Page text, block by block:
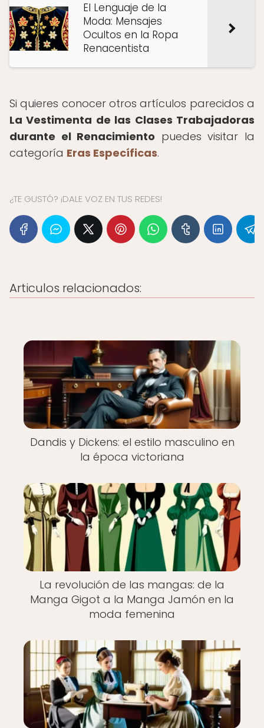
El Lenguaje de la
Moda: Mensajes
Ocultos en la Ropa
Renacentista
Si quieres conocer otros artículos parecidos a
La Vestimenta de las Clases Trabajadoras
durante el Renacimiento puedes visitar la
categoría Eras Específicas.
¿TE GUSTÓ? ¡DALE VOZ EN TUS REDES!
Articulos relacionados:
Dandis y Dickens: el estilo masculino en
la época victoriana
La revolución de las mangas: de la
Manga Gigot a la Manga Jamón en la
moda femenina